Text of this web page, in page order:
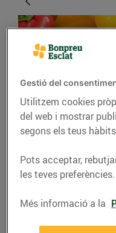
GASTRONOMIA I
Pebrots
per
12/de juliol/2021
Gestió del
Utilitzem cookies
del web i mostrar
segons els teus
Pots acceptar,
les teves preferències.
Més informació a la